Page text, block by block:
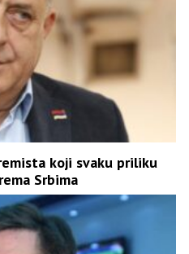
koji svaku priliku
Srbima